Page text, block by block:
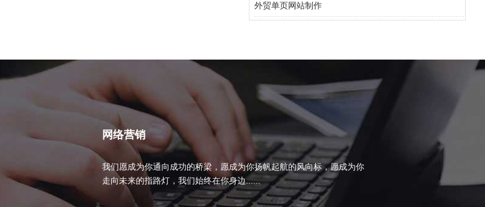
外贸单页网站制作
网络营销
我们愿成为你通向成功的桥梁，愿成为你扬帆起航的风向标，愿成为你
走向未来的指路灯，我们始终在你身边......